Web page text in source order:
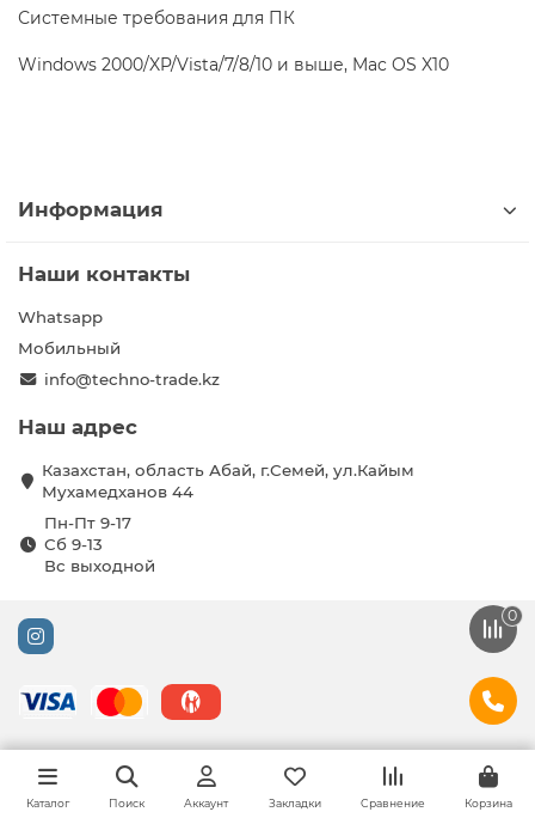
Системные требования для ПК
Windows 2000/XP/Vista/7/8/10 и выше, Mac OS X10
Информация
Наши контакты
Whatsapp
Мобильный
info@techno-trade.kz
Наш адрес
Казахстан, область Абай, г.Семей, ул.Кайым
Мухамедханов 44
Пн-Пт 9-17
Сб 9-13
Вс выходной
0
Каталог Поиск Аккаунт Закладки Сравнение Корзина